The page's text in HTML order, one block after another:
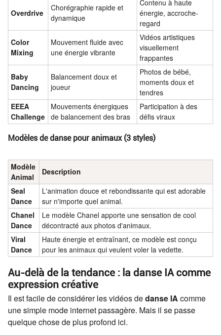
Overdrive
Chorégraphie rapide et
dynamique
Contenu à haute
énergie, accroche-
regard
Color
Mixing
Mouvement fluide avec
une énergie vibrante
Vidéos artistiques
visuellement
frappantes
Baby
Dancing
Balancement doux et
joueur
Photos de bébé,
moments doux et
tendres
EEEA
Challenge
Mouvements énergiques
de balancement des bras
Participation à des
défis viraux
Modèles de danse pour animaux (3 styles)
Modèle
Animal
Description
Seal
Dance
L'animation douce et rebondissante qui est adorable
sur n'importe quel animal.
Chanel
Dance
Le modèle Chanel apporte une sensation de cool
décontracté aux photos d'animaux.
Viral
Dance
Haute énergie et entraînant, ce modèle est conçu
pour les animaux qui veulent voler la vedette.
Au-delà de la tendance : la danse IA comme
expression créative
Il est facile de considérer les vidéos dedanse IA comme
une simple mode internet passagère. Mais il se passe
quelque chose de plus profond ici.